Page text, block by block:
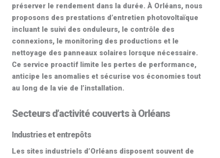
préserver le rendement dans la durée. À Orléans, nous
proposons des prestations d’entretien photovoltaïque
incluant le suivi des onduleurs, le contrôle des
connexions, le monitoring des productions et le
nettoyage des panneaux solaires lorsque nécessaire.
Ce service proactif limite les pertes de performance,
anticipe les anomalies et sécurise vos économies tout
au long de la vie de l’installation.
Secteurs d’activité couverts à Orléans
Industries et entrepôts
Les sites industriels d’Orléans disposent souvent de